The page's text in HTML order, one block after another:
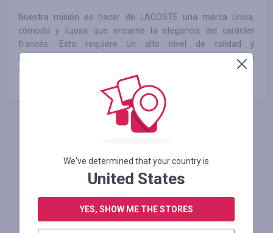
Nuestra misión es hacer de LACOSTE una marca única,
cómoda y lujosa que encarne la elegancia del carácter
francés. Esto requiere un alto nivel de calidad y
profesionalismo en áreas como diseño, estilo, fabricación y
venta minorista.
АВТОРИЗУЙТЕСЬ, ЩОБ ЗАЛИШИТИ ВІДГУК
Схожі магазини
We've determined that your country is
United States
YES, SHOW ME THE STORES